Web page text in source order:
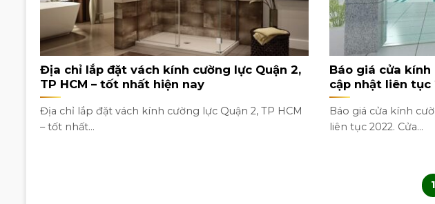
Địa chỉ lắp đặt vách kính cường lực Quận 2,
TP HCM – tốt nhất hiện nay
Địa chỉ lắp đặt vách kính cường lực Quận 2, TP HCM
– tốt nhất...
Báo giá cửa kính
cập nhật liên tục
Báo giá cửa kính
liên tục 2022. Cửa...
1